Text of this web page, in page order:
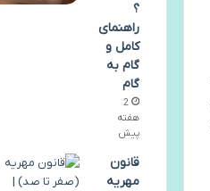
؟
راهنمای
کامل و
گام به
گام
2
هفته
پیش
قانون
مهریه